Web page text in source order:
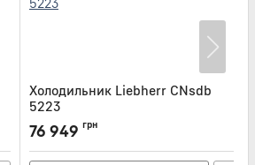
Холодильник Liebherr CNsdb
5223
Артикул: CNSDB5223
76 949 грн